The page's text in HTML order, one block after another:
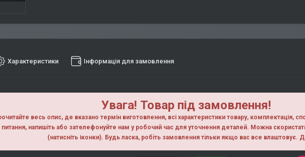
Характеристики Інформація для замовлення
Увага! Товар під замовлення!
весь опис, де вказано термін виготовлення, всі характеристики товару, комплектація,
питання, напишiть або зателефонуйте нам у робочий час для уточнення деталей. Можна
(натисніть іконки). Будь ласка, робiть замовлення тiльки якщо вас все влаштовує.